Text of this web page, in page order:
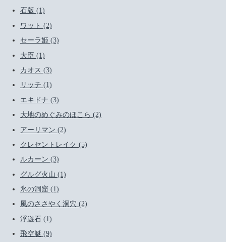
石版 (1)
ワット (2)
セーラ姫 (3)
大臣 (1)
カオス (3)
リッチ (1)
エキドナ (3)
大地のめぐみのほこら (2)
アーリマン (2)
クレセントレイク (5)
ルカーン (3)
グルグ火山 (1)
氷の洞窟 (1)
風のささやく洞穴 (2)
浮遊石 (1)
飛空艇 (9)